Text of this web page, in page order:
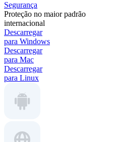
Segurança
Proteção no maior padrão
internacional
Descarregar
para Windows
Descarregar
para Mac
Descarregar
para Linux